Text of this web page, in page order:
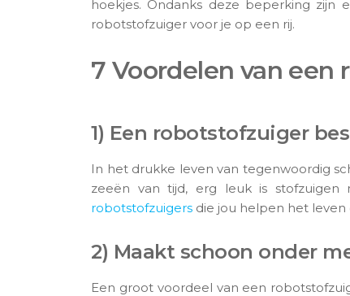
hoekjes. Ondanks deze beperking
robotstofzuiger voor je op een rij.
7 Voordelen van
1) Een robotstofzuiger
In het drukke leven van tegenwoordig
zeeën van tijd, erg leuk is
robotstofzuigers die jou helpen het
2) Maakt schoon onder
Een groot voordeel van een